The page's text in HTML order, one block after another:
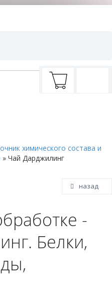
химического состава и
» Чай Дарджилинг
назад
-
Белки,